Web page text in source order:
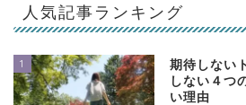
人気記事ランキング
1
期待しない
しない４つ
い理由